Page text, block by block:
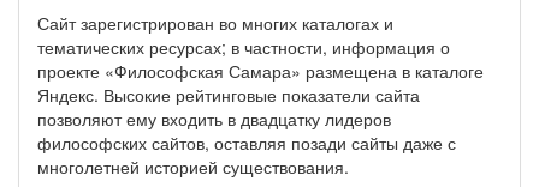
Сайт зарегистрирован во многих каталогах и
тематических ресурсах; в частности, информация о
проекте «Философская Самара» размещена в каталоге
Яндекс. Высокие рейтинговые показатели сайта
позволяют ему входить в двадцатку лидеров
философских сайтов, оставляя позади сайты даже с
многолетней историей существования.